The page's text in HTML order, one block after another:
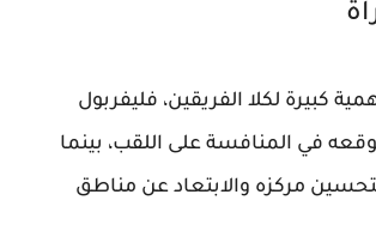
كبيرة لكلا الفريقين، فليفربول
في المنافسة على اللقب، بينما
مركزه والابتعاد عن مناطق